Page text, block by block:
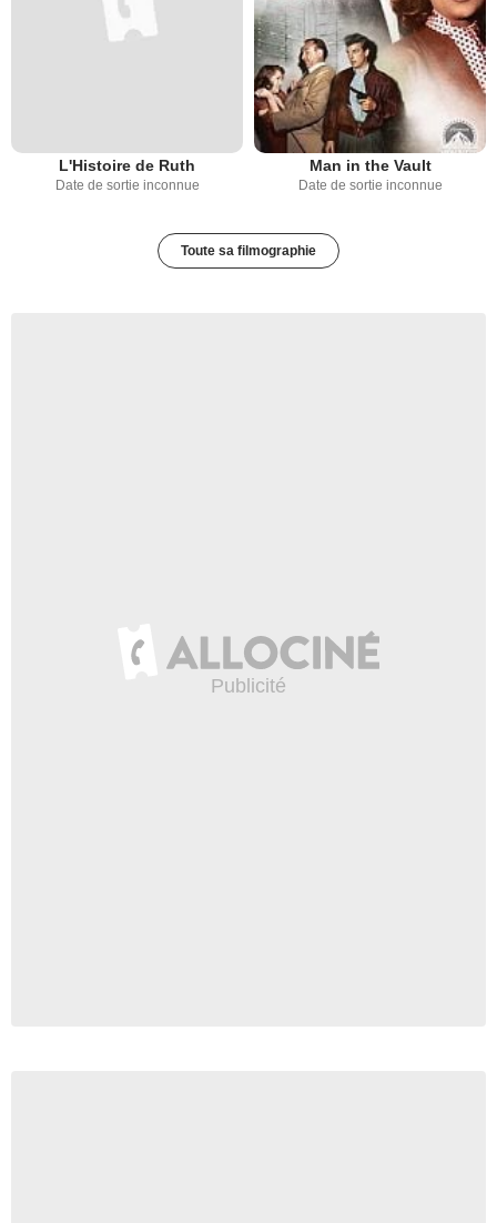
L'Histoire de Ruth
Date de sortie inconnue
Man in the Vault
Date de sortie inconnue
Toute sa filmographie